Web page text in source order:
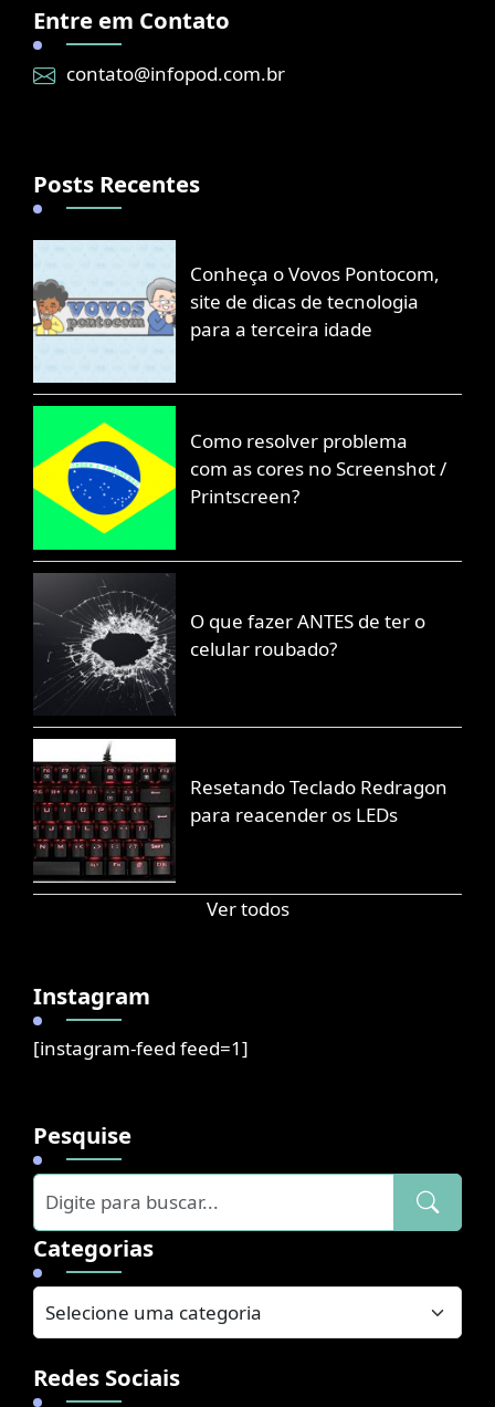
Entre em Contato
contato@infopod.com.br
Posts Recentes
Conheça o Vovos Pontocom,
site de dicas de tecnologia
para a terceira idade
Como resolver problema
com as cores no Screenshot /
Printscreen?
O que fazer ANTES de ter o
celular roubado?
Resetando Teclado Redragon
para reacender os LEDs
Ver todos
Instagram
[instagram-feed feed=1]
Pesquise
Categorias
Redes Sociais